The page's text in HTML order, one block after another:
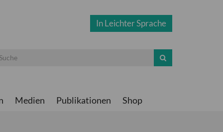
In Leichter Sprache
Medien Publikationen Shop